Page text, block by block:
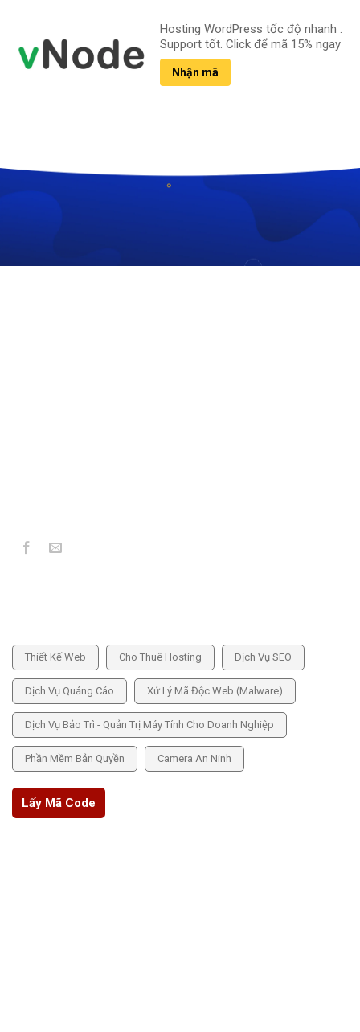
Hosting WordPress tốc độ nhanh .
Support tốt. Click để mã 15% ngay
Nhận mã
Thiết Kế Web Cho Thuê Hosting Dịch Vụ SEO
Dịch Vụ Quảng Cáo Xử Lý Mã Độc Web (Malware)
Dịch Vụ Bảo Trì - Quản Trị Máy Tính Cho Doanh Nghiệp
Phần Mềm Bản Quyền Camera An Ninh
Lấy Mã Code